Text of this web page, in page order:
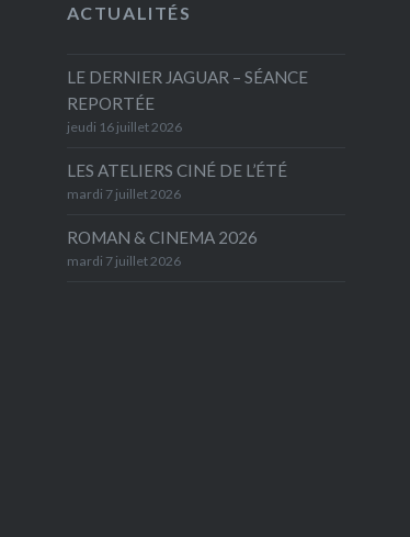
ACTUALITÉS
LE DERNIER JAGUAR – SÉANCE
REPORTÉE
jeudi 16 juillet 2026
LES ATELIERS CINÉ DE L’ÉTÉ
mardi 7 juillet 2026
ROMAN & CINEMA 2026
mardi 7 juillet 2026